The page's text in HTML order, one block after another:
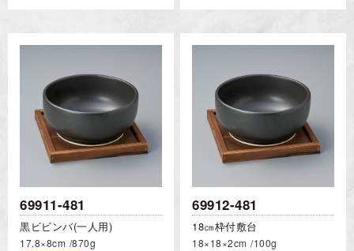
69911-481
黒ビビンバ(一人用)
17.8×8cm 870g
69912-481
18㎝枠付敷台
18×18×2cm 100g